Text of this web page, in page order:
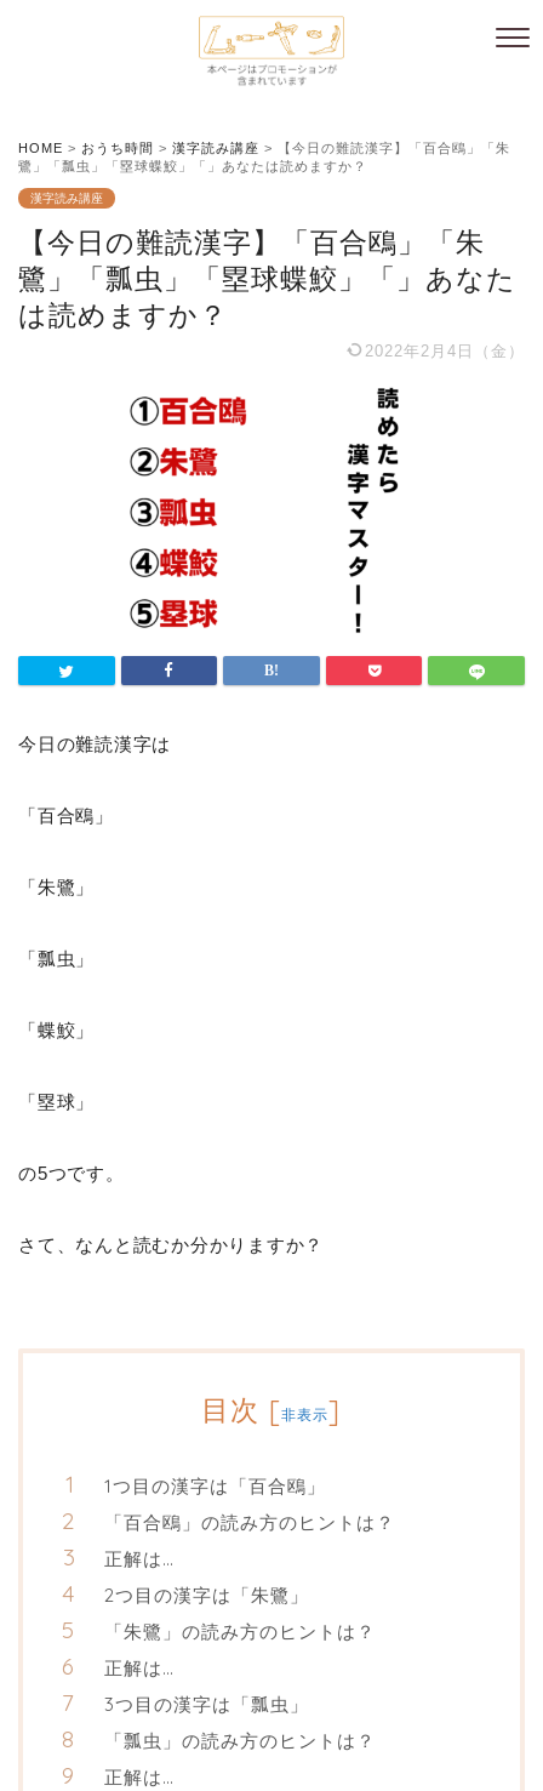
HOME > おうち時間 > 漢字読み講座 >
【今日の難読漢字】「百合鴎」「朱
鷺」「瓢虫」「塁球蝶鮫」「」あなたは読めますか？
漢字読み講座
【今日の難読漢字】「百合鴎」「朱
鷺」「瓢虫」「塁球蝶鮫」「」あなた
は読めますか？
2022年2月4日（金）
今日の難読漢字は
「百合鴎」
「朱鷺」
「瓢虫」
「蝶鮫」
「塁球」
の5つです。
さて、なんと読むか分かりますか？
目次 [非表示]
1つ目の漢字は「百合鴎」
「百合鴎」の読み方のヒントは？
正解は…
2つ目の漢字は「朱鷺」
「朱鷺」の読み方のヒントは？
正解は…
3つ目の漢字は「瓢虫」
「瓢虫」の読み方のヒントは？
正解は…